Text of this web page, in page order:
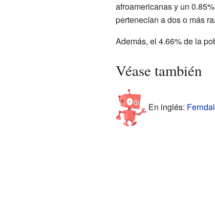
afroamericanas y un
pertenecían a dos o más
Además, el 4.66% de la
Véase también
En inglés: